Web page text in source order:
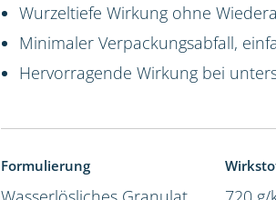
Wurzeltiefe Wirkung ohne
Minimaler Verpackungsabfall,
Hervorragende Wirkung bei
Formulierung